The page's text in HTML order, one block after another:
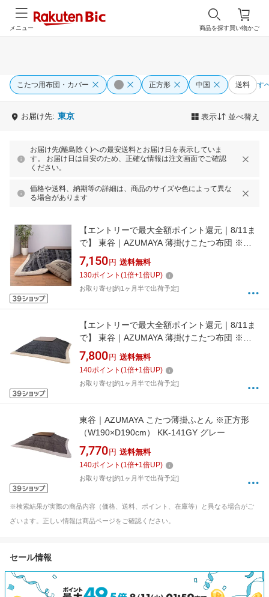
買い物かご
商品を探す
メニュー
こたつ用布団・カバー 正方形 中国 送料 す
お届け先: 東京 表示 並べ替え
お届け先(離島除く)への最安送料とお届け日を表示していま
す。 お届け日は目安のため、正確な情報は注文画面でご確認
ください。
価格や送料、納期等の詳細は、商品のサイズや色によって異な
る場合があります
【エントリーで最大全額ポイント還元｜8/11ま
で】 東谷｜AZUMAYA 薄掛けこたつ布団 ※正
方形（W190×D190cm） KK-143GY グレー [正
方形]
7,150 円 送料無料
130ポイント (1倍+1倍UP)
お取り寄せ[約1ヶ月半で出荷予定]
【エントリーで最大全額ポイント還元｜8/11ま
で】 東谷｜AZUMAYA 薄掛けこたつ布団 ※正
方形（W190×D190cm） KK-139GY グレー [対
応天板サイズ：約75×75cm /正方形]
7,800 円 送料無料
140ポイント (1倍+1倍UP)
お取り寄せ[約1ヶ月半で出荷予定]
東谷｜AZUMAYA こたつ薄掛ふとん ※正方形
（W190×D190cm） KK-141GY グレー
7,770 円 送料無料
140ポイント (1倍+1倍UP)
お取り寄せ[約1ヶ月半で出荷予定]
※検索結果が実際の商品内容（価格、送料、ポイント、在庫等）と異なる場合がご
ざいます。正しい情報は商品ページをご確認ください。
セール情報